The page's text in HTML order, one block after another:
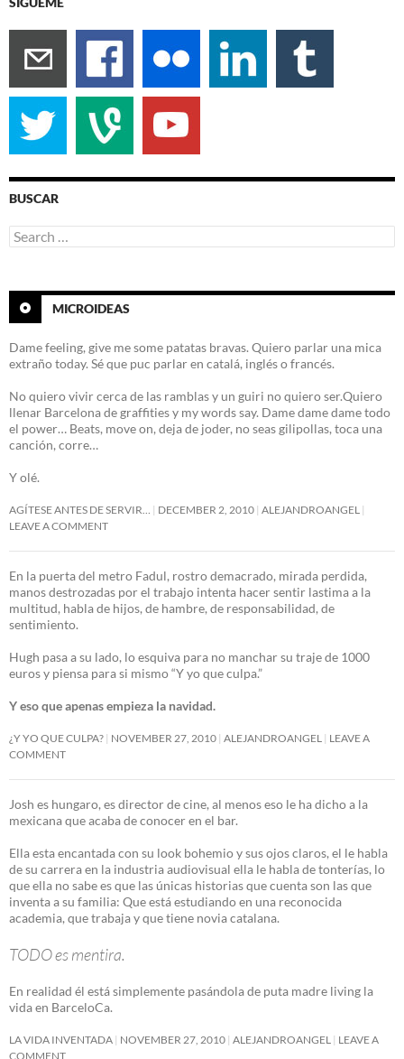
BUSCAR
Search
for:
MICROIDEAS
Dame feeling, give me some patatas bravas. Quiero parlar una mica
extraño today. Sé que puc parlar en catalá, inglés o francés.
No quiero vivir cerca de las ramblas y un guiri no quiero ser.Quiero
llenar Barcelona de graffities y my words say. Dame dame dame todo
el power… Beats, move on, deja de joder, no seas gilipollas, toca una
canción, corre…
Y olé.
AGÍTESE ANTES DE SERVIR… DECEMBER 2, 2010 ALEJANDROANGEL
LEAVE A COMMENT
En la puerta del metro Fadul, rostro demacrado, mirada perdida,
manos destrozadas por el trabajo intenta hacer sentir lastima a la
multitud, habla de hijos, de hambre, de responsabilidad, de
sentimiento.
Hugh pasa a su lado, lo esquiva para no manchar su traje de 1000
euros y piensa para si mismo “Y yo que culpa.”
Y eso que apenas empieza la navidad.
¿Y YO QUE CULPA? NOVEMBER 27, 2010 ALEJANDROANGEL
LEAVE A
COMMENT
Josh es hungaro, es director de cine, al menos eso le ha dicho a la
mexicana que acaba de conocer en el bar.
Ella esta encantada con su look bohemio y sus ojos claros, el le habla
de su carrera en la industria audiovisual ella le habla de tonterías, lo
que ella no sabe es que las únicas historias que cuenta son las que
inventa a su familia: Que está estudiando en una reconocida
academia, que trabaja y que tiene novia catalana.
TODO es mentira.
En realidad él está simplemente pasándola de puta madre living la
vida en BarceloCa.
LA VIDA INVENTADA NOVEMBER 27, 2010 ALEJANDROANGEL
LEAVE A
COMMENT